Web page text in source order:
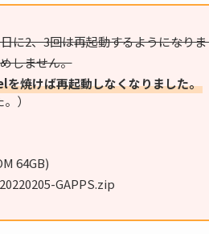
に2、3回は再起動するようになり
しません。
焼けば再起動しなくなりました。
）
64GB)
GAPPS.zip